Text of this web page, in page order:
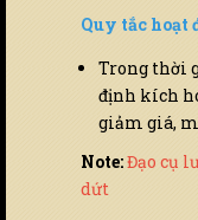
Quy tắc hoạt
Trong thời
định kích
giảm giá,
Note:Đạo cụ
dứt